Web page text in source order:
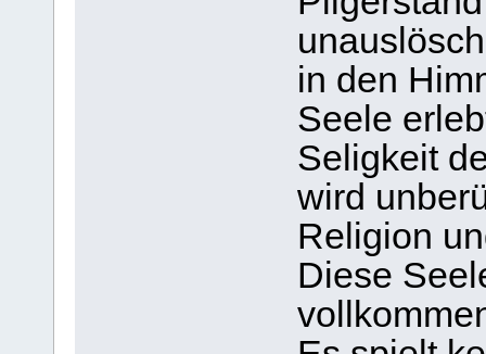
in den
Seele
Seligkeit
wird
Religion
Diese